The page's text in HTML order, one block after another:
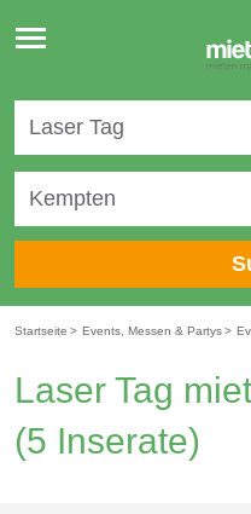
Toggle
navigation
Startseite > Events, Messen & Partys>
Laser Tag
(5 Inserate)